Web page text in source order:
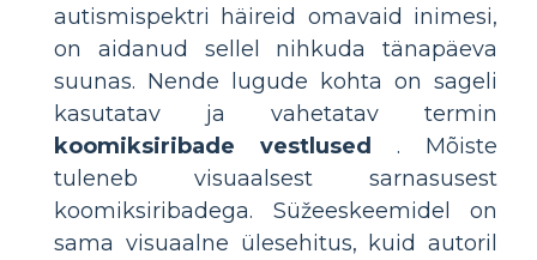
autismispektri häireid omavaid inimesi,
on aidanud sellel nihkuda tänapäeva
suunas. Nende lugude kohta on sageli
kasutatav ja vahetatav termin
koomiksiribade vestlused . Mõiste
tuleneb visuaalsest sarnasusest
koomiksiribadega. Süžeeskeemidel on
sama visuaalne ülesehitus, kuid autoril